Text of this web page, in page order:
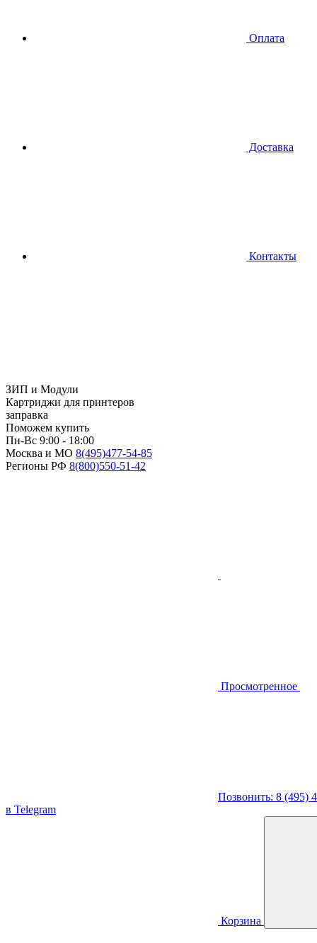
Оплата
Доставка
Контакты
ЗИП и Модули
Картриджи для принтеров
заправка
Поможем купить
Пн-Вс 9:00 - 18:00
Москва и МО 8(495)477-54-85
Регионы РФ 8(800)550-51-42
Просмотренное
Позвонить: 8 (495)
в Telegram
Корзина